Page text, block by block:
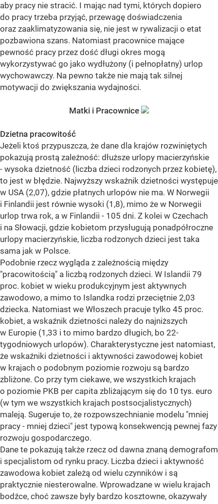
aby pracy nie stracić. I mając nad tymi, których dopiero
do pracy trzeba przyjąć, przewagę doświadczenia
oraz zaaklimatyzowania się, nie jest w rywalizacji o etat
pozbawiona szans. Natomiast pracownice mające
pewność pracy przez dość długi okres mogą
wykorzystywać go jako wydłużony (i pełnopłatny) urlop
wychowawczy. Na pewno także nie mają tak silnej
motywacji do zwiększania wydajności.
Matki i Pracownice
Dzietna pracowitość
Jeżeli ktoś przypuszcza, że dane dla krajów rozwiniętych
pokazują prostą zależność: dłuższe urlopy macierzyńskie
- wysoka dzietność (liczba dzieci rodzonych przez kobietę),
to jest w błędzie. Najwyższy wskaźnik dzietności występuje
w USA (2,07), gdzie płatnych urlopów nie ma. W Norwegii
i Finlandii jest równie wysoki (1,8), mimo że w Norwegii
urlop trwa rok, a w Finlandii - 105 dni. Z kolei w Czechach
i na Słowacji, gdzie kobietom przysługują ponadpółroczne
urlopy macierzyńskie, liczba rodzonych dzieci jest taka
sama jak w Polsce.
Podobnie rzecz wygląda z zależnością między
"pracowitością" a liczbą rodzonych dzieci. W Islandii 79
proc. kobiet w wieku produkcyjnym jest aktywnych
zawodowo, a mimo to Islandka rodzi przeciętnie 2,03
dziecka. Natomiast we Włoszech pracuje tylko 45 proc.
kobiet, a wskaźnik dzietności należy do najniższych
w Europie (1,33 i to mimo bardzo długich, bo 22-
tygodniowych urlopów). Charakterystyczne jest natomiast,
że wskaźniki dzietności i aktywności zawodowej kobiet
w krajach o podobnym poziomie rozwoju są bardzo
zbliżone. Co przy tym ciekawe, we wszystkich krajach
o poziomie PKB per capita zbliżającym się do 10 tys. euro
(w tym we wszystkich krajach postsocjalistycznych)
maleją. Sugeruje to, że rozpowszechnianie modelu "mniej
pracy - mniej dzieci" jest typową konsekwencją pewnej fazy
rozwoju gospodarczego.
Dane te pokazują także rzecz od dawna znaną demografom
i specjalistom od rynku pracy. Liczba dzieci i aktywność
zawodowa kobiet zależą od wielu czynników i są
praktycznie niesterowalne. Wprowadzane w wielu krajach
bodźce, choć zawsze były bardzo kosztowne, okazywały